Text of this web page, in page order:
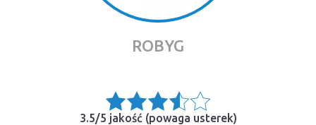
ROBYG
3.5/5 jakość (powaga usterek)